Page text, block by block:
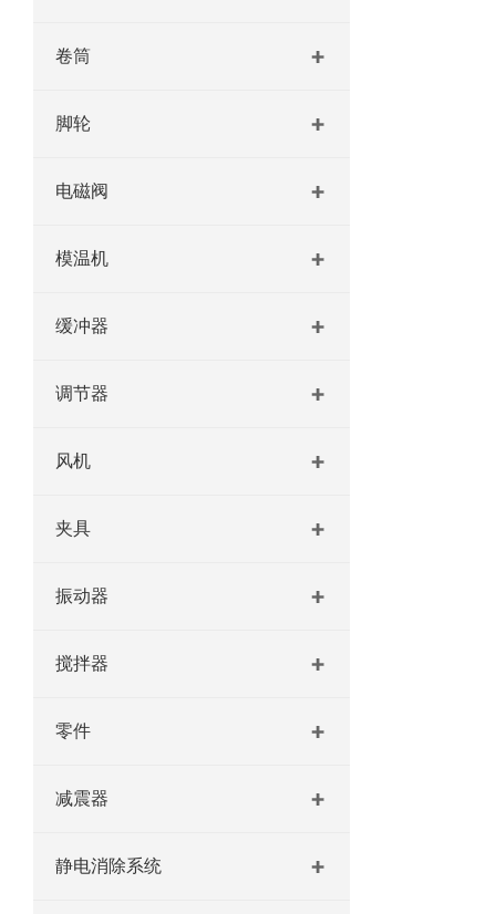
卷筒
脚轮
电磁阀
模温机
缓冲器
调节器
风机
夹具
振动器
搅拌器
零件
减震器
静电消除系统